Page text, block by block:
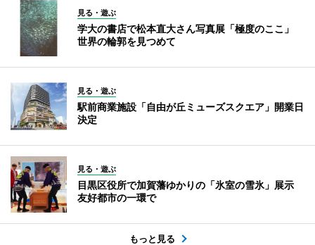
見る・遊ぶ
学大の書店で松本直大さん写真展「極度のここ」
世界の輪郭を見つめて
見る・遊ぶ
駅前商業施設「自由が丘ミューズスクエア」開業日
決定
見る・遊ぶ
目黒区役所で加賀藩ゆかりの「氷室の雪氷」展示
友好都市の一環で
もっと見る